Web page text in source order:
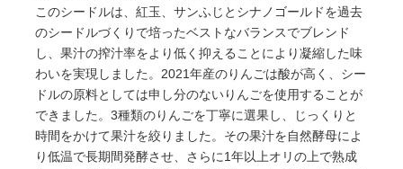
このシードルは、紅玉、サンふじとシナノゴールドを過去
のシードルづくりで培ったベストなバランスでブレンド
し、果汁の搾汁率をより低く抑えることにより凝縮した味
わいを実現しました。2021年産のりんごは酸が高く、シー
ドルの原料としては申し分のないりんごを使用することが
できました。3種類のりんごを丁寧に選果し、じっくりと
時間をかけて果汁を絞りました。その果汁を自然酵母によ
り低温で長期間発酵させ、さらに1年以上オリの上で熟成